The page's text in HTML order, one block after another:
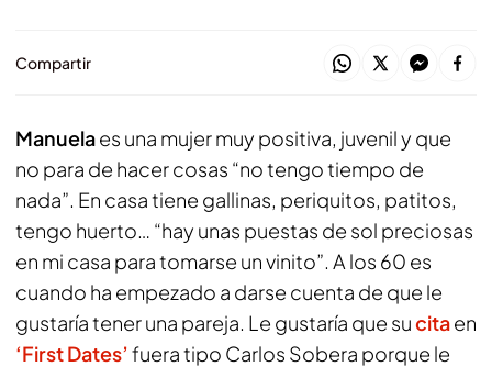
Compartir
Manuelaes una mujer muy positiva, juvenil y que
no para de hacer cosas “no tengo tiempo de
nada”. En casa tiene gallinas, periquitos, patitos,
tengo huerto… “hay unas puestas de sol preciosas
en mi casa para tomarse un vinito”. A los 60 es
cuando ha empezado a darse cuenta de que le
gustaría tener una pareja. Le gustaría que sucitaen
‘First Dates’fuera tipo Carlos Sobera porque le